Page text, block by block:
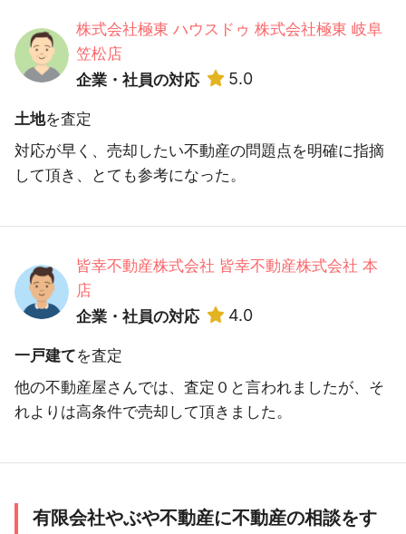
株式会社極東 ハウスドゥ 株式会社極東 岐阜
笠松店
企業・社員の対応
5.0
土地を査定
対応が早く、売却したい不動産の問題点を明確に指摘
して頂き、とても参考になった。
皆幸不動産株式会社 皆幸不動産株式会社 本
店
企業・社員の対応
4.0
一戸建てを査定
他の不動産屋さんでは、査定０と言われましたが、そ
れよりは高条件で売却して頂きました。
有限会社やぶや不動産に不動産の相談をす